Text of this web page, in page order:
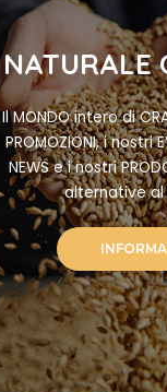
NATURALE
Il MONDO intero di
PROMOZIONI, i nostri
NEWS e i nostri
alternative